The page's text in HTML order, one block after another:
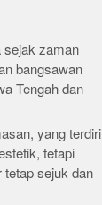
sejak zaman
bangsawan
Tengah dan
yang terdiri
tetapi
tetap sejuk dan